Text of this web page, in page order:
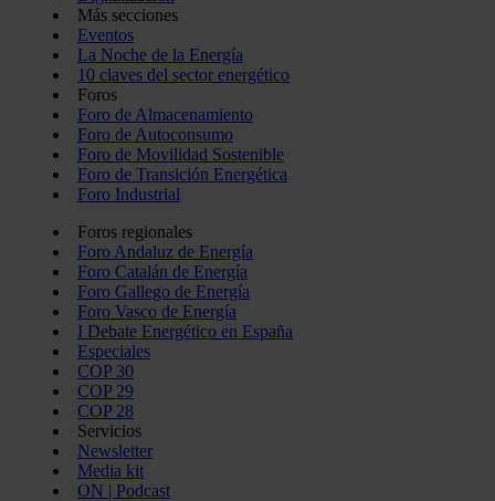
Más secciones
Eventos
La Noche de la Energía
10 claves del sector energético
Foros
Foro de Almacenamiento
Foro de Autoconsumo
Foro de Movilidad Sostenible
Foro de Transición Energética
Foro Industrial
Foros regionales
Foro Andaluz de Energía
Foro Catalán de Energía
Foro Gallego de Energía
Foro Vasco de Energía
I Debate Energético en España
Especiales
COP 30
COP 29
COP 28
Servicios
Newsletter
Media kit
ON | Podcast